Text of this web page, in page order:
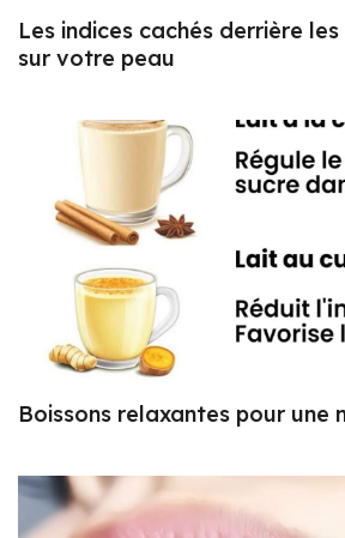
Les indices cachés derrière
sur votre peau
Boissons relaxantes pour une